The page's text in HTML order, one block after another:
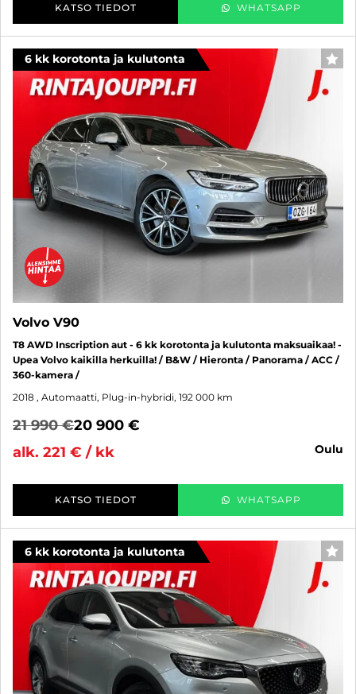
KATSO TIEDOT WHATSAPP
6 kk korotonta ja kulutonta
Volvo V90
T8 AWD Inscription aut - 6 kk korotonta ja kulutonta maksuaikaa! -
Upea Volvo kaikilla herkuilla! / B&W / Hieronta / Panorama / ACC /
360-kamera /
2018 , Automaatti, Plug-in-hybridi, 192 000 km
21 990 €20 900 €
alk. 221 € / kk
oulu
KATSO TIEDOT WHATSAPP
6 kk korotonta ja kulutonta